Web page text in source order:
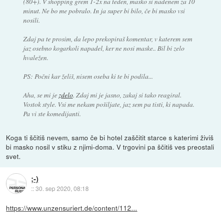
minut. Ne bo me pobralo. In ja super bi bilo, če bi masko vsi
nosili.
Zdaj pa te prosim, da lepo prekopiraš komentar, v katerem sem
jaz osebno kogarkoli napadel, ker ne nosi maske.. Bil bi zelo
hvaležen.
PS: Počni kar želiš, nisem oseba ki te bi podila...
Aha, se mi jezdelo. Zdaj mi je jasno, zakaj si tako reagiral.
Vostok style. Vsi me nekam pošiljate, jaz sem pa tisti, ki napada.
Pa vi ste komedijanti.
Koga ti ščitiš nevem, samo če bi hotel zaščitit starce s katerimi živiš
bi masko nosil v stiku z njimi-doma. V trgovini pa ščitiš ves preostali
svet.
;-)
::30. sep 2020, 08:18
https://www.unzensuriert.de/content/112...